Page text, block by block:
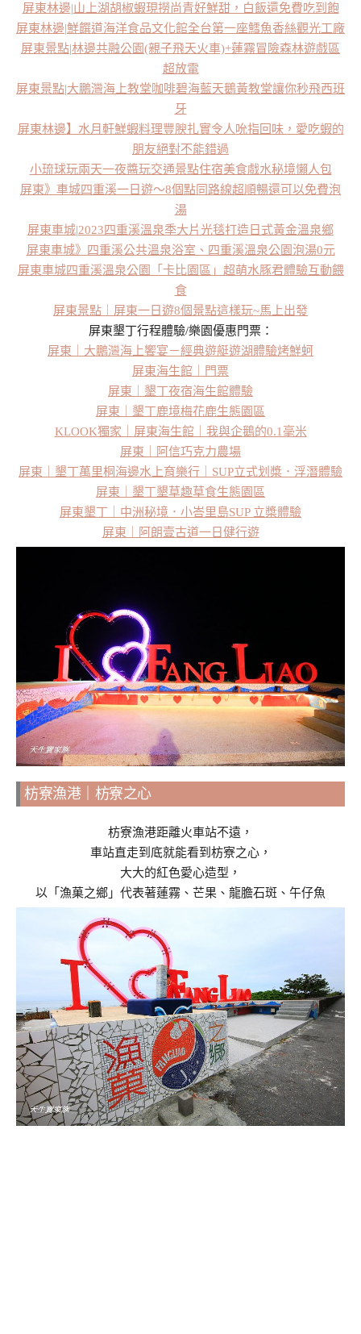
屏東林邊|山上湖胡椒蝦現撈尚青好鮮甜，白飯還免費吃到飽
屏東林邊|鮮饌道海洋食品文化館全台第一座鱈魚香絲觀光工廠
屏東景點|林邊共融公園(親子飛天火車)+蓮霧冒險森林遊戲區
超放電
屏東景點|大鵬灣海上教堂咖啡碧海藍天鵝黃教堂讓你秒飛西班
牙
屏東林邊】水月軒鮮蝦料理豐腴扎實令人吮指回味，愛吃蝦的
朋友絕對不能錯過
小琉球玩兩天一夜醬玩交通景點住宿美食戲水秘境懶人包
屏東》車城四重溪一日遊～8個點同路線超順暢還可以免費泡
湯
屏東車城|2023四重溪溫泉季大片光毯打造日式黃金溫泉鄉
屏東車城》四重溪公共溫泉浴室、四重溪溫泉公園泡湯0元
屏東車城四重溪溫泉公園「卡比園區」超萌水豚君體驗互動餵
食
屏東景點｜屏東一日遊8個景點這樣玩~馬上出發
屏東墾丁行程體驗/樂園優惠門票：
屏東｜大鵬灣海上饗宴－經典遊艇遊湖體驗烤鮮蚵
屏東海生館｜門票
屏東｜墾丁夜宿海生館體驗
屏東｜墾丁鹿境梅花鹿生態園區
KLOOK獨家｜屏東海生館｜我與企鵝的0.1毫米
屏東｜阿信巧克力農場
屏東｜墾丁萬里桐海邊水上育樂行｜SUP立式划槳．浮潛體驗
屏東｜墾丁墾草趣草食生態園區
屏東墾丁｜中洲秘境．小峇里島SUP 立槳體驗
屏東｜阿朗壹古道一日健行遊
枋寮漁港｜枋寮之心
枋寮漁港距離火車站不遠，
車站直走到底就能看到枋寮之心，
大大的紅色愛心造型，
以「漁菓之鄉」代表著蓮霧、芒果、龍膽石斑、午仔魚